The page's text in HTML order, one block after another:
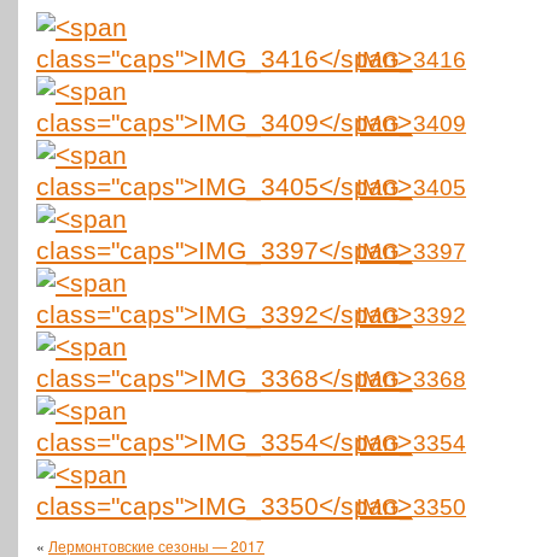
IMG_3416
IMG_3409
IMG_3405
IMG_3397
IMG_3392
IMG_3368
IMG_3354
IMG_3350
« Лермонтовские сезоны — 2017